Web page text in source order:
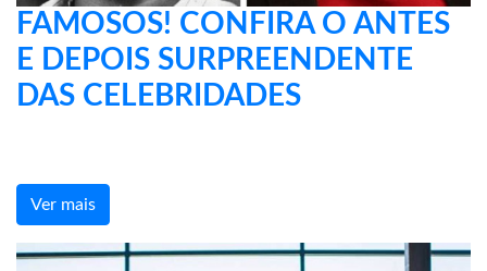
FAMOSOS! CONFIRA O ANTES
E DEPOIS SURPREENDENTE
DAS CELEBRIDADES
Ver mais